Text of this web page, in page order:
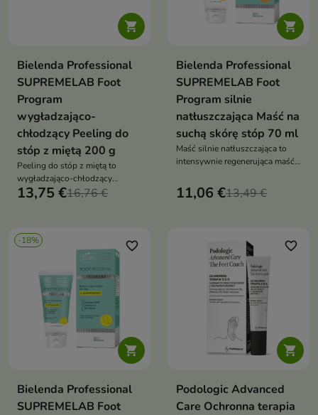

Bielenda Professional
SUPREMELAB Foot
Program
wygładzająco-
chłodzący Peeling do
stóp z miętą 200 g
Peeling do stóp z miętą to
wygładzająco-chłodzący
peeling, który usuwa martwy
13,75 €16,76 €

Bielenda Professional
SUPREMELAB Foot
Program silnie
natłuszczająca Maść na
suchą skórę stóp 70 ml
Maść silnie natłuszczająca to
intensywnie regenerująca maść,
odbudowuje bardzo suchą skórę
stóp
11,06 €13,49 €
-18%

favorite_border
Bielenda Professional
SUPREMELAB Foot

favorite_border
Podologic Advanced
Care Ochronna terapia